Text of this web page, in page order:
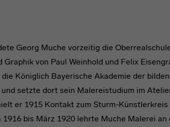
Georg Muche vorzeitig die
Graphik von Paul Weinhold und Felix
die Königlich Bayerische Akademie der
setzte dort sein Malereistudium im
er 1915 Kontakt zum Sturm-
1916 bis März 1920 lehrte Muche Malerei